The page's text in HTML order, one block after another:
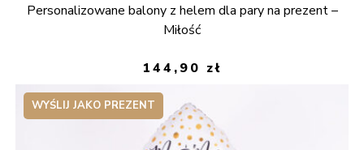
Personalizowane balony z helem dla pary na prezent –
Miłość
144,90 zł
WYŚLIJ JAKO PREZENT